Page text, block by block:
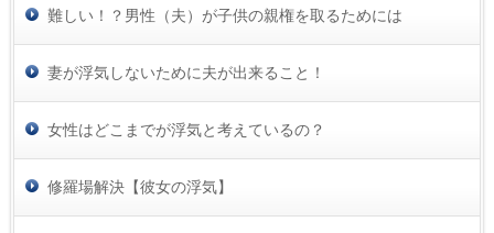
難しい！？男性（夫）が子供の親権を取るためには
妻が浮気しないために夫が出来ること！
女性はどこまでが浮気と考えているの？
修羅場解決【彼女の浮気】